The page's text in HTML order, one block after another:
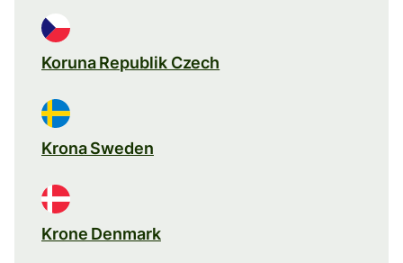
Koruna Republik Czech
Krona Sweden
Krone Denmark